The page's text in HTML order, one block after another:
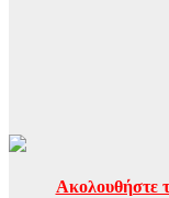
Ακολουθήστε